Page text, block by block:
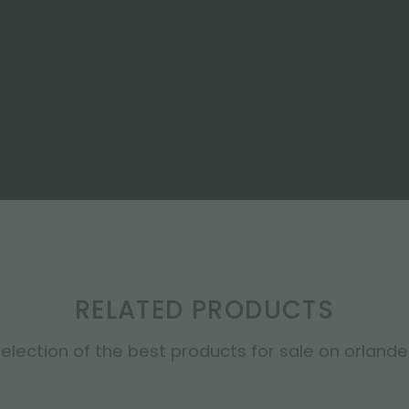
RELATED PRODUCTS
of the best products for sale on